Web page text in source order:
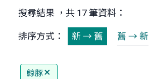
搜尋結果 ，共 17 筆資料：
排序方式： 新 → 舊 舊 → 新
鯨豚